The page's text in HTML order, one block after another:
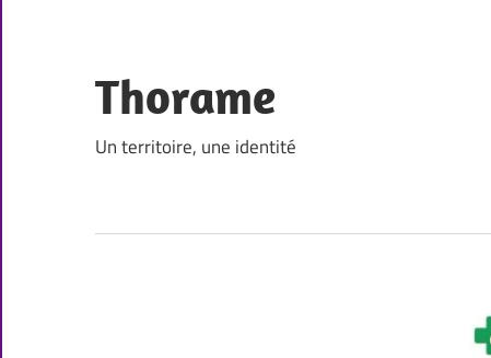
content
Thorame
Un territoire, une identité